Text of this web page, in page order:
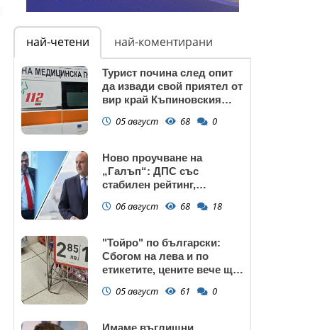
най-четени най-коментирани
Турист почина след опит
да извади свой приятел от
вир край Къпиновския
05 август 68 0
Ново проучване на
„Галъп“: ДПС със
стабилен рейтинг,
запазва
06 август 68 18
"Тойро" по български:
Сбогом на лева и по
етикетите, цените вече ще
05 август 61 0
Имаме въглищни